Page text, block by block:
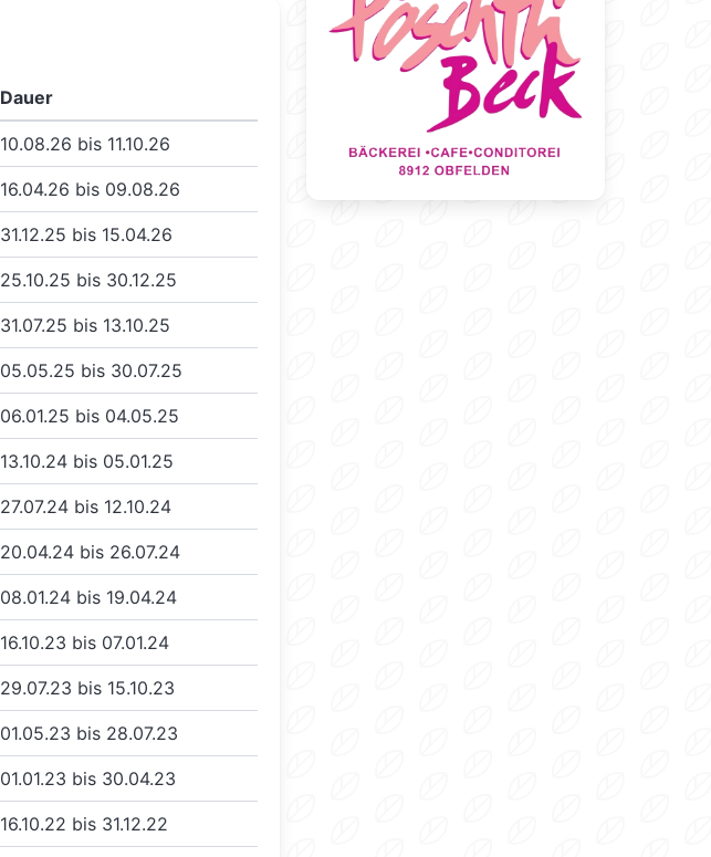
Dauer
10.08.26 bis 11.10.26
16.04.26 bis 09.08.26
31.12.25 bis 15.04.26
25.10.25 bis 30.12.25
31.07.25 bis 13.10.25
05.05.25 bis 30.07.25
06.01.25 bis 04.05.25
13.10.24 bis 05.01.25
27.07.24 bis 12.10.24
20.04.24 bis 26.07.24
08.01.24 bis 19.04.24
16.10.23 bis 07.01.24
29.07.23 bis 15.10.23
01.05.23 bis 28.07.23
01.01.23 bis 30.04.23
16.10.22 bis 31.12.22